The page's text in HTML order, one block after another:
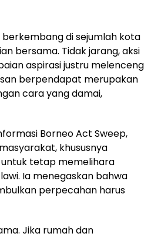
di sejumlah kota
bersama. Tidak jarang, aksi
aspirasi justru melenceng
berpendapat merupakan
cara yang damai,
Borneo Act Sweep,
khususnya
untuk tetap memelihara
Ia menegaskan bahwa
perpecahan harus
Jika rumah dan